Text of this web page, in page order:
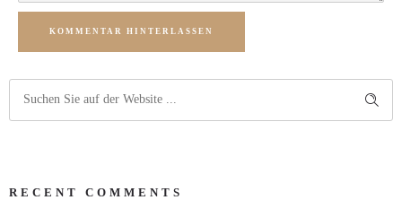
KOMMENTAR HINTERLASSEN
RECENT COMMENTS